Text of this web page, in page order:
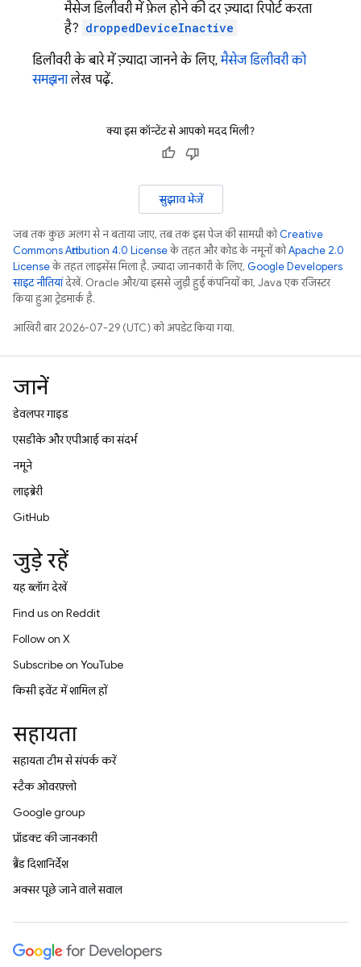
मैसेज डिलीवरी में फ़ेल होने की दर ज़्यादा रिपोर्ट करता
है? droppedDeviceInactive
डिलीवरी के बारे में ज़्यादा जानने के लिए,मैसेज डिलीवरी को
समझनालेख पढ़ें.
क्या इस कॉन्टेंट से आपको मदद मिली?
सुझाव भेजें
जब तक कुछ अलग से न बताया जाए, तब तक इस पेज की सामग्री कोCreative
Commons Attribution 4.0 Licenseके तहत और कोड के नमूनों कोApache 2.0
Licenseके तहत लाइसेंस मिला है. ज़्यादा जानकारी के लिए, Google Developers
साइट नीतियांदेखें. Oracle और/या इससे जुड़ी हुई कंपनियों का, Java एक रजिस्टर
किया हुआ ट्रेडमार्क है.
आखिरी बार 2026-07-29 (UTC) को अपडेट किया गया.
जानें
डेवलपर गाइड
एसडीके और एपीआई का संदर्भ
नमूने
लाइब्रेरी
GitHub
जुड़े रहें
यह ब्लॉग देखें
Find us on Reddit
Follow on X
Subscribe on YouTube
किसी इवेंट में शामिल हों
सहायता
सहायता टीम से संपर्क करें
स्टैक ओवरफ़्लो
Google group
प्रॉडक्ट की जानकारी
ब्रैंड दिशानिर्देश
अक्सर पूछे जाने वाले सवाल